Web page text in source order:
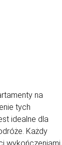
na
tych
idealne dla
Każdy